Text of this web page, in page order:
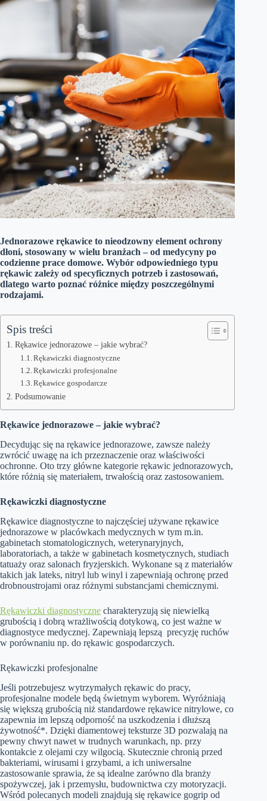
Jednorazowe rękawice to nieodzowny element ochrony
dłoni, stosowany w wielu branżach – od medycyny po
codzienne prace domowe. Wybór odpowiedniego typu
rękawic zależy od specyficznych potrzeb i zastosowań,
dlatego warto poznać różnice między poszczególnymi
rodzajami.
Spis treści
Rękawice jednorazowe – jakie wybrać?
Rękawiczki diagnostyczne
Rękawiczki profesjonalne
Rękawice gospodarcze
Podsumowanie
Rękawice jednorazowe – jakie wybrać?
Decydując się na rękawice jednorazowe, zawsze należy
zwrócić uwagę na ich przeznaczenie oraz właściwości
ochronne. Oto trzy główne kategorie rękawic jednorazowych,
które różnią się materiałem, trwałością oraz zastosowaniem.
Rękawiczki diagnostyczne
Rękawice diagnostyczne to najczęściej używane rękawice
jednorazowe w placówkach medycznych w tym m.in.
gabinetach stomatologicznych, weterynaryjnych,
laboratoriach, a także w gabinetach kosmetycznych, studiach
tatuaży oraz salonach fryzjerskich. Wykonane są z materiałów
takich jak lateks, nitryl lub winyl i zapewniają ochronę przed
drobnoustrojami oraz różnymi substancjami chemicznymi.
Rękawiczki diagnostyczne charakteryzują się niewielką
grubością i dobrą wrażliwością dotykową, co jest ważne w
diagnostyce medycznej. Zapewniają lepszą precyzję ruchów
w porównaniu np. do rękawic gospodarczych.
Rękawiczki profesjonalne
Jeśli potrzebujesz wytrzymałych rękawic do pracy,
profesjonalne modele będą świetnym wyborem. Wyróżniają
się większą grubością niż standardowe rękawice nitrylowe, co
zapewnia im lepszą odporność na uszkodzenia i dłuższą
żywotność*. Dzięki diamentowej teksturze 3D pozwalają na
pewny chwyt nawet w trudnych warunkach, np. przy
kontakcie z olejami czy wilgocią. Skutecznie chronią przed
bakteriami, wirusami i grzybami, a ich uniwersalne
zastosowanie sprawia, że są idealne zarówno dla branży
spożywczej, jak i przemysłu, budownictwa czy motoryzacji.
Wśród polecanych modeli znajdują się rękawice gogrip od